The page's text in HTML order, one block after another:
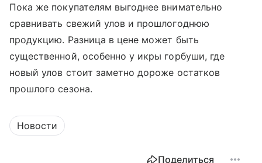
Пока же покупателям выгоднее внимательно
сравнивать свежий улов и прошлогоднюю
продукцию. Разница в цене может быть
существенной, особенно у икры горбуши, где
новый улов стоит заметно дороже остатков
прошлого сезона.
Новости
Поделиться